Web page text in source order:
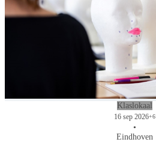
Klaslokaal
16 sep 2026+6
•
Eindhoven